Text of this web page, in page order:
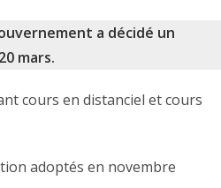
a décidé un
mars.
cours en distanciel et cours
adoptés en novembre